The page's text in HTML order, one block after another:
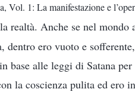
Vol. 1: La manifestazione e
realtà. Anche se nel mondo
ero vuoto e
base alle leggi di Satana per
la coscienza pulita ed ero